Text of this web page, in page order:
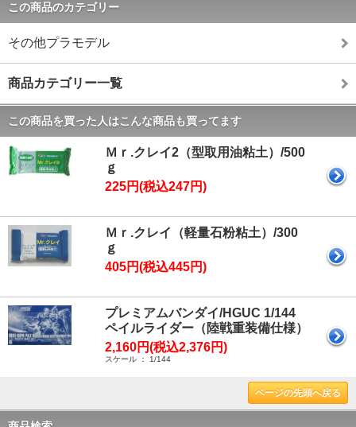
この商品のカテゴリー
その他プラモデル
商品カテゴリー一覧
この商品を買った人はこんな商品も買ってます
Ｍｒ.クレイ2（型取用油粘土）/500
ｇ
225円(税込247円)
Ｍｒ.クレイ（軽量石粉粘土）/300
ｇ
405円(税込445円)
プレミアムバンダイ/HGUC 1/144
ペイルライダー（陸戦重装備仕様）
2,160円(税込2,376円)
スケール ： 1/144
ページの先頭へ戻る